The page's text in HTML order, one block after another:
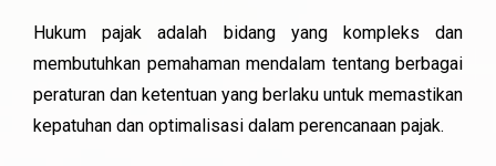
Hukum pajak adalah bidang yang kompleks dan
membutuhkan pemahaman mendalam tentang berbagai
peraturan dan ketentuan yang berlaku untuk memastikan
kepatuhan dan optimalisasi dalam perencanaan pajak.